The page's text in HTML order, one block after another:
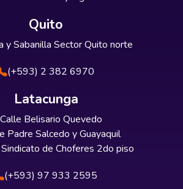
Quito
y Sabanilla Sector Quito norte
(+593) 2 382 6970
Latacunga
Calle Belisario Quevedo
Padre Salcedo y Guayaquil
de Choferes 2do piso
(+593) 97 933 2595